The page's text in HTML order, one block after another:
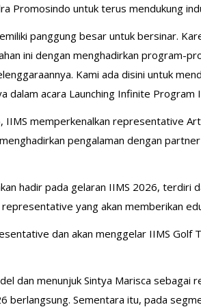
Promosindo untuk terus mendukung
panggung besar untuk bersinar.
ini dengan menghadirkan program-
Kami ada disini untuk
dalam acara Launching Infinite Program
memperkenalkan representative
pengalaman dengan
hadir pada gelaran IIMS 2026, terdiri
yang akan memberikan
dan akan menggelar IIMS Golf
dan menunjuk Sintya Marisca
Sementara itu, pada